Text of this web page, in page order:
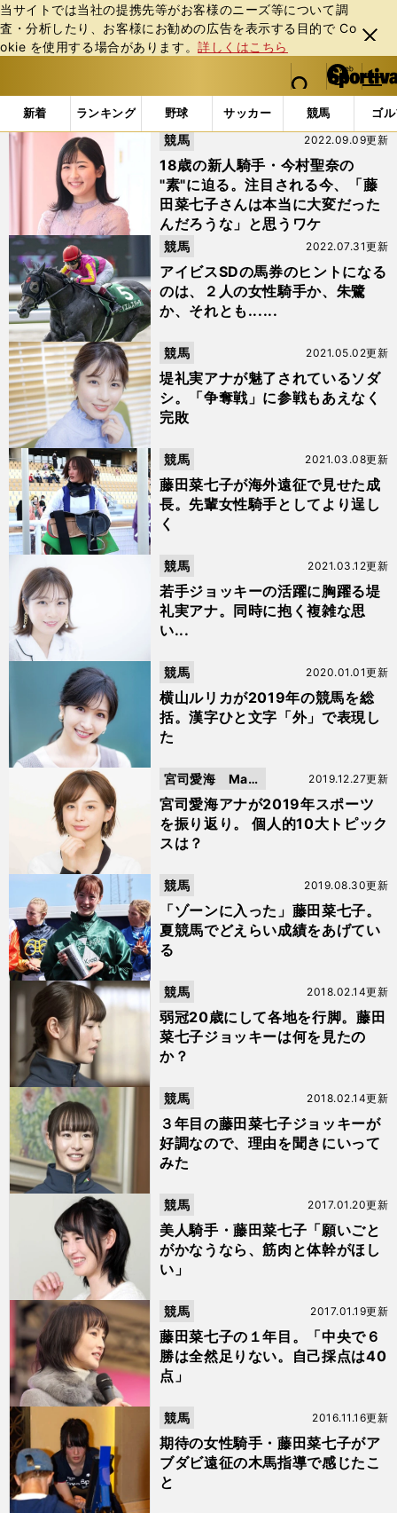
当サイトでは当社の提携先等がお客様のニーズ等について調
査・分析したり、お客様にお勧めの広告を表⽰する⽬的で Co
okie を使⽤する場合があります。詳しくはこちら
閉じ
る
web Sportiva (webスポルティーバ)
検索
マイペ
ー
ジ
メニュ
新着 ランキング 野球 サッカー 競馬 ゴ
b
ス
ポ
バ
「#藤田菜七子」の最新ニュース・ 情報
18歳の新人騎手・今村聖奈の
"素"に迫る。注目される今、「藤
田菜七子さんは本当に大変だった
んだろうな」と思うワケ
2022.09.09更新
競馬
アイビスSDの馬券のヒントになる
のは、２人の女性騎手か、朱鷺
か、それとも......
2022.07.31更新
競馬
堤礼実アナが魅了されているソダ
シ。「争奪戦」に参戦もあえなく
完敗
2021.05.02更新
競馬
藤田菜七子が海外遠征で見せた成
長。先輩女性騎手としてより逞し
く
2021.03.08更新
競馬
若手ジョッキーの活躍に胸躍る堤
礼実アナ。同時に抱く複雑な思
い...
2021.03.12更新
競馬
横山ルリカが2019年の競馬を総
括。漢字ひと文字「外」で表現し
た
2020.01.01更新
競馬
宮司愛海アナが2019年スポーツ
を振り返り。 個人的10大トピック
スは？
2019.12.27更新
宮司愛海 Man
ami Memo
「ゾーンに入った」藤田菜七子。
夏競馬でどえらい成績をあげてい
る
2019.08.30更新
競馬
弱冠20歳にして各地を行脚。藤田
菜七子ジョッキーは何を見たの
か？
2018.02.14更新
競馬
３年目の藤田菜七子ジョッキーが
好調なので、理由を聞きにいって
みた
2018.02.14更新
競馬
美人騎手・藤田菜七子「願いごと
がかなうなら、筋肉と体幹がほし
い」
2017.01.20更新
競馬
藤田菜七子の１年目。「中央で６
勝は全然足りない。自己採点は40
点」
2017.01.19更新
競馬
期待の女性騎手・藤田菜七子がア
ブダビ遠征の木馬指導で感じたこ
と
2016.11.16更新
競馬